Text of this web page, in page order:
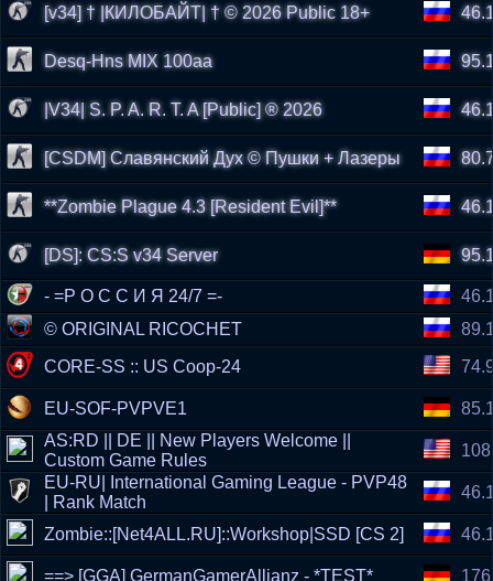
[v34] † |КИЛОБАЙТ| † © 2026 Public 18+
Desq-Hns MIX 100aa
|V34| S. P. A. R. T. A [Public] ® 2026
[CSDM] Славянский Дух © Пушки + Лазеры
**Zombie Plague 4.3 [Resident Evil]**
[DS]: CS:S v34 Server
- =Р О С С И Я 24/7 =-
© ORIGINAL RICOCHET
CORE-SS :: US Coop-24
EU-SOF-PVPVE1
AS:RD || DE || New Players Welcome ||
Custom Game Rules
EU-RU| International Gaming League - PVP48
| Rank Match
Zombie::[Net4ALL.RU]::Workshop|SSD [CS 2]
==> [GGA] GermanGamerAllianz - *TEST*